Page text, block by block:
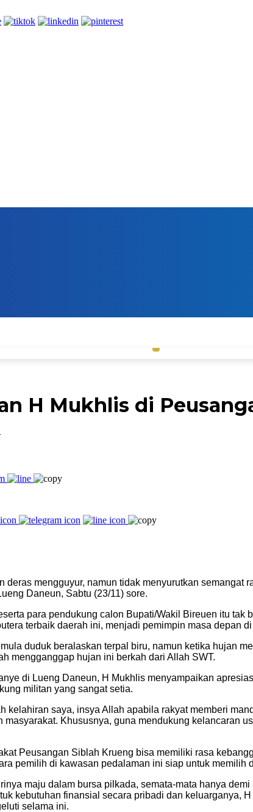
H Mukhlis di
mengguyur, namun tidak menyurutkan
Daneun, Sabtu (23/11) sore.
para pendukung calon Bupati/Wakil Bireuen itu
terbaik daerah ini, menjadi pemimpin masa depan
duduk beralaskan terpal biru, namun ketika hujan
mengganggap hujan ini berkah dari Allah SWT.
di Lueng Daneun, H Mukhlis menyampaikan
militan yang sangat setia.
kelahiran saya, insya Allah apabila rakyat memberi
masyarakat. Khususnya, guna mendukung kelancaran
Peusangan Siblah Krueng bisa memiliki rasa
pemilih di kawasan pedalaman ini siap untuk memilih
maju dalam bursa pilkada, semata-mata hanya
kebutuhan finansial secara pribadi dan keluarganya,
selama ini.